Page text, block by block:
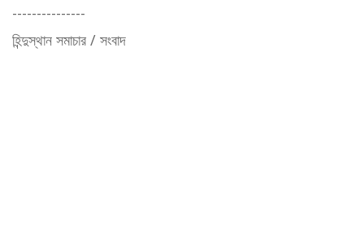
---------------
হিন্দুস্থান সমাচার / সংবাদ